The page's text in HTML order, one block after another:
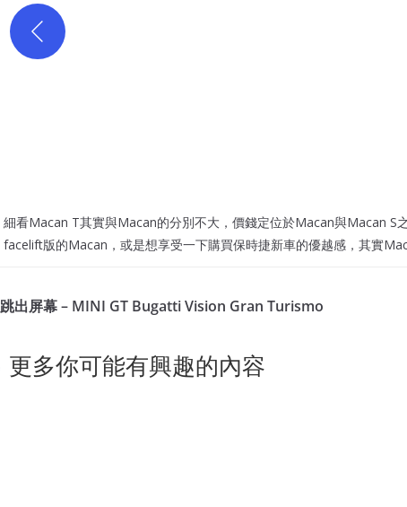
細看Macan T其實與Macan的分別不大，價錢定位於Macan與Macan S
facelift版的Macan，或是想享受一下購買保時捷新車的優越感，其實
跳出屏幕 – MINI GT Bugatti Vision Gran Turismo
更多你可能有興趣的內容